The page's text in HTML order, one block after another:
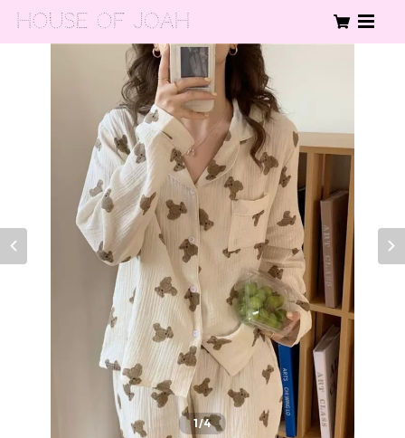
1/4